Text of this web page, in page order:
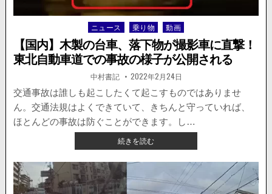
が
ト
ン
ネ
ル
内
で
に
は
ね
ら
れ
Posted
in
ニュース 乗り物 動画
【国内】木製の台車、落下物が撮影車に直撃！
東北自動車道での事故の様子が公開される
著
者:
中村書記 掲
載
日：
2022年2月24日
交通事故は誰しも起こしたくて起こすものではありませ
ん。交通法規はよくできていて、きちんと守っていれば、
ほとんどの事故は防ぐことができます。し…
続きを読む【国
内】
木